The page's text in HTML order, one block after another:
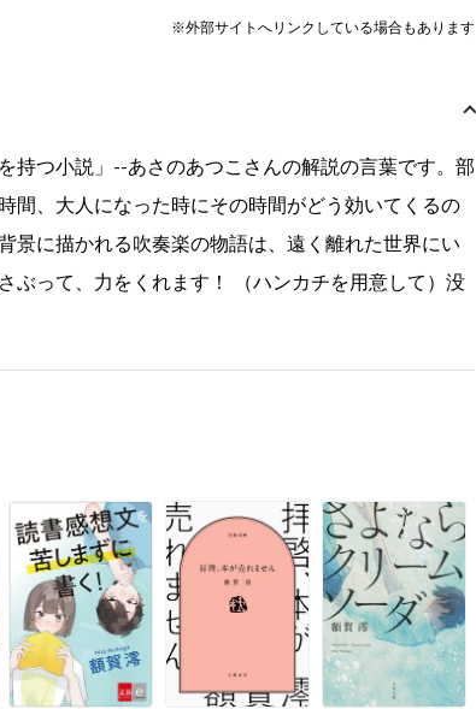
※外部サイトへリンクしている場合もあります
持つ小説」--あさのあつこさんの解説の言葉です。部
間、大人になった時にその時間がどう効いてくるの
景に描かれる吹奏楽の物語は、遠く離れた世界にい
ぶって、力をくれます！ （ハンカチを用意して）没